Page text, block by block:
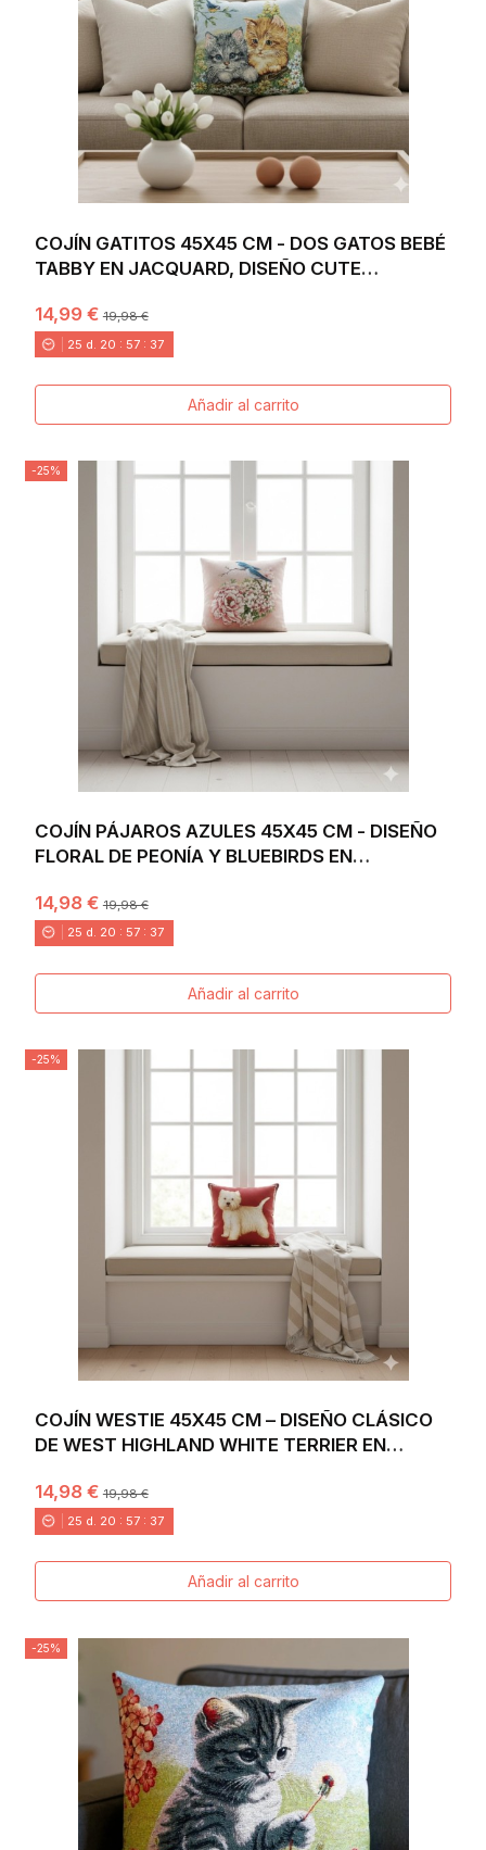
COJÍN GATITOS 45X45 CM - DOS GATOS BEBÉ
TABBY EN JACQUARD, DISEÑO CUTE
14,99 €19,98 €
25 d. 20 : 57 : 36
Añadir al carrito
-25%
COJÍN PÁJAROS AZULES 45X45 CM - DISEÑO
FLORAL DE PEONÍA Y BLUEBIRDS EN
14,98 €19,98 €
25 d. 20 : 57 : 36
Añadir al carrito
-25%
COJÍN WESTIE 45X45 CM – DISEÑO CLÁSICO
DE WEST HIGHLAND WHITE TERRIER EN
14,98 €19,98 €
25 d. 20 : 57 : 36
Añadir al carrito
-25%